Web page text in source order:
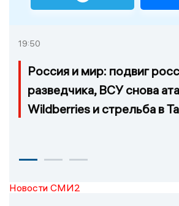
19:50
Россия и мир: подвиг
разведчика, ВСУ снова
Wildberries и стрельба в
Новости СМИ2